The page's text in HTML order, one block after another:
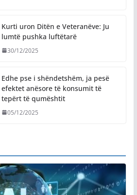
Kurti uron Ditën e Veteranëve: Ju
lumtë pushka luftëtarë
30/12/2025
Edhe pse i shëndetshëm, ja pesë
efektet anësore të konsumit të
tepërt të qumështit
05/12/2025